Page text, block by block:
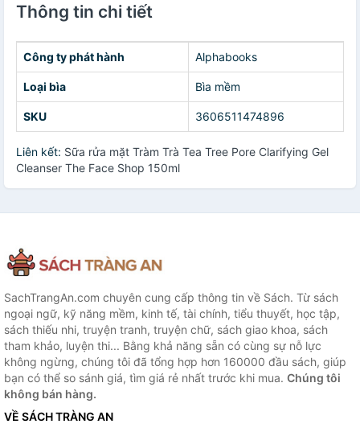
Thông tin chi tiết
Công ty phát hành Alphabooks
Loại bìa Bìa mềm
SKU 3606511474896
Liên kết: Sữa rửa mặt Tràm Trà Tea Tree Pore Clarifying Gel
Cleanser The Face Shop 150ml
SachTrangAn.com chuyên cung cấp thông tin về Sách. Từ sách
ngoại ngữ, kỹ năng mềm, kinh tế, tài chính, tiểu thuyết, học tập,
sách thiếu nhi, truyện tranh, truyện chữ, sách giao khoa, sách
tham khảo, luyện thi... Bằng khả năng sẵn có cùng sự nỗ lực
không ngừng, chúng tôi đã tổng hợp hơn 160000 đầu sách, giúp
bạn có thể so sánh giá, tìm giá rẻ nhất trước khi mua. Chúng tôi
không bán hàng.
VỀ SÁCH TRÀNG AN